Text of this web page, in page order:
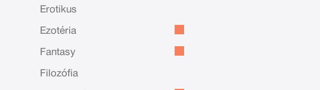
Erotikus
Ezotéria
Fantasy
Filozófia